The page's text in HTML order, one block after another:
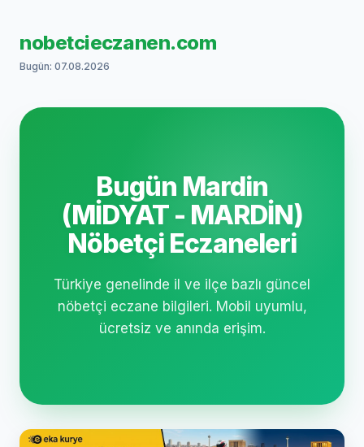
nobetcieczanen.com
Bugün: 07.08.2026
Bugün Mardin
(MİDYAT - MARDİN)
Nöbetçi Eczaneleri
Türkiye genelinde il ve ilçe bazlı güncel
nöbetçi eczane bilgileri. Mobil uyumlu,
ücretsiz ve anında erişim.